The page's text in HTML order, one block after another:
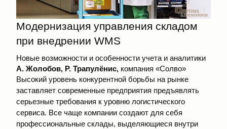
Модернизация управления складом
при внедрении WMS
Новые возможности и особенности учета и аналитики
А. Жолобов, Р. Трапулёнис, компания «Солво»
Высокий уровень конкурентной борьбы на рынке
заставляет современные предприятия предъявлять
серьезные требования к уровню логистического
сервиса. Все чаще компании создают для себя
профессиональные склады, выделяющиеся внутри